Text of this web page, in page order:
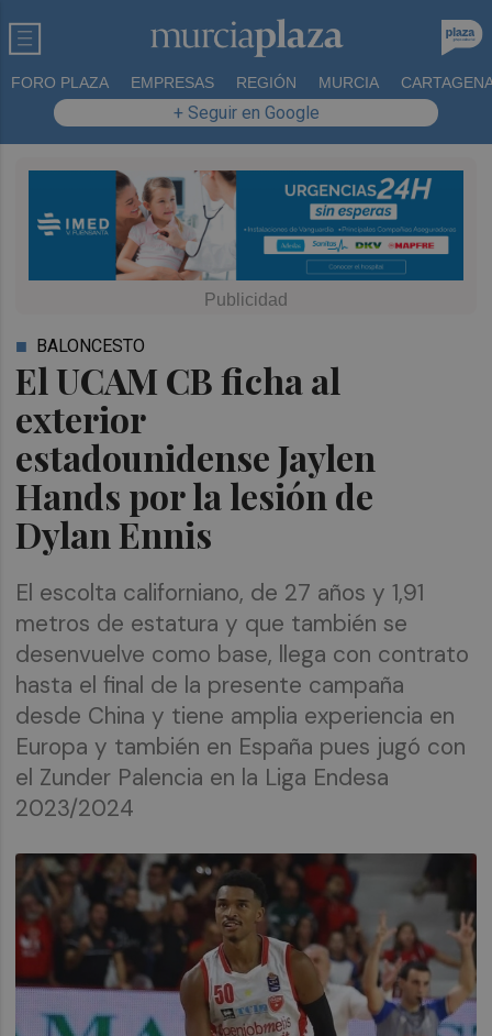
FORO PLAZA EMPRESAS REGIÓN MURCIA
+ Seguir en Google
El UCAM CB ficha al
exterior
estadounidense Jaylen
Hands por la lesión de
Dylan Ennis
BALONCESTO
El escolta californiano, de 27 años y 1,91
metros de estatura y que también se
desenvuelve como base, llega con contrato
hasta el final de la presente campaña
desde China y tiene amplia experiencia en
Europa y también en España pues jugó con
el Zunder Palencia en la Liga Endesa
2023/2024